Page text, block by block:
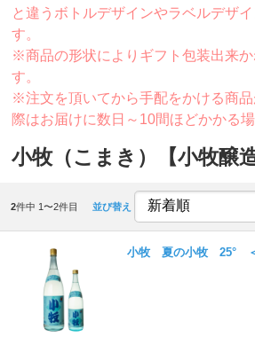
と違うボトルデザインやラベルデザ
す。
※商品の形状によりギフト包装出来か
す。
※注文を頂いてから手配をかける商
際はお届けに数日～10間ほどかかる
小牧（こまき）【小牧醸
2件中 1〜2件目 並び替え
小牧 夏の小牧 25°